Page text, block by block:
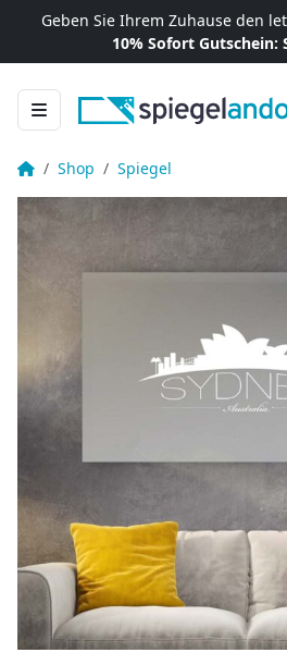
Zum Inhalt springen
Geben Sie Ihrem Zuhause den
10% Sofort Gutschein:
Startseite
Shop Spiegel
Deko Wandspiegel mit Beleuchtung